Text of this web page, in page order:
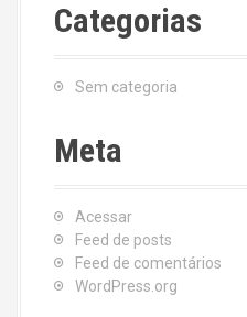
Categorias
Sem categoria
Meta
Acessar
Feed de posts
Feed de comentários
WordPress.org